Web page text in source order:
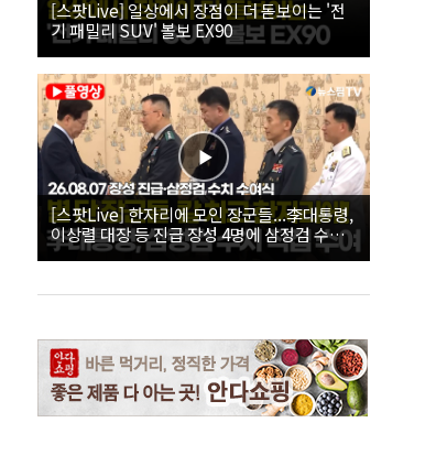
[스팟Live] 일상에서 장점이 더 돋보이는 '전
기 패밀리 SUV' 볼보 EX90
[스팟Live] 한자리에 모인 장군들...李대통령,
이상렬 대장 등 진급 장성 4명에 삼정검 수치
직접 수여｜26.08.07 장성 진급·삼정검 수치